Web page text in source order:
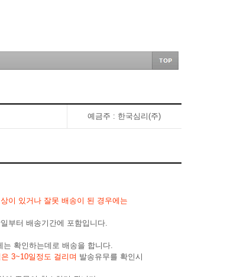
예금주 : 한국심리(주)
이 있거나 잘못 배송이 된 경우에는
부터 배송기간에 포함입니다.
확인하는데로 배송을 합니다.
3~10일정도 걸리며 발송유무를 확인시